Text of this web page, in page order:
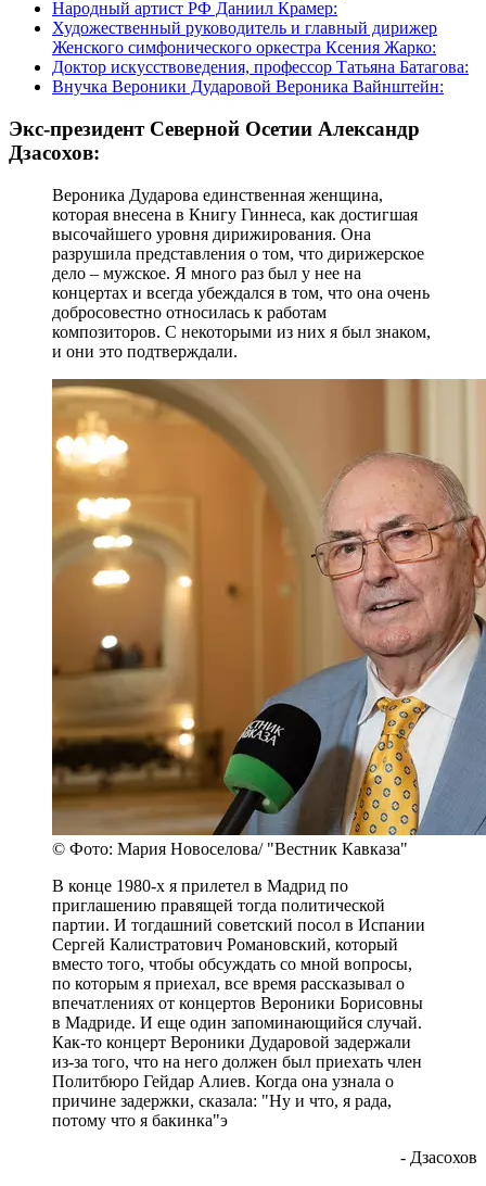
Народный артист РФ Даниил Крамер:
Художественный руководитель и главный дирижер
Женского симфонического оркестра Ксения Жарко:
Доктор искусствоведения, профессор Татьяна Батагова:
Внучка Вероники Дударовой Вероника Вайнштейн:
Экс-президент Северной Осетии Александр
Дзасохов:
Вероника Дударова единственная женщина,
которая внесена в Книгу Гиннеса, как достигшая
высочайшего уровня дирижирования. Она
разрушила представления о том, что дирижерское
дело – мужское. Я много раз был у нее на
концертах и всегда убеждался в том, что она очень
добросовестно относилась к работам
композиторов. С некоторыми из них я был знаком,
и они это подтверждали.
© Фото: Мария Новоселова/ "Вестник Кавказа"
В конце 1980-х я прилетел в Мадрид по
приглашению правящей тогда политической
партии. И тогдашний советский посол в Испании
Сергей Калистратович Романовский, который
вместо того, чтобы обсуждать со мной вопросы,
по которым я приехал, все время рассказывал о
впечатлениях от концертов Вероники Борисовны
в Мадриде. И еще один запоминающийся случай.
Как-то концерт Вероники Дударовой задержали
из-за того, что на него должен был приехать член
Политбюро Гейдар Алиев. Когда она узнала о
причине задержки, сказала: "Ну и что, я рада,
потому что я бакинка"э
- Дзасохов